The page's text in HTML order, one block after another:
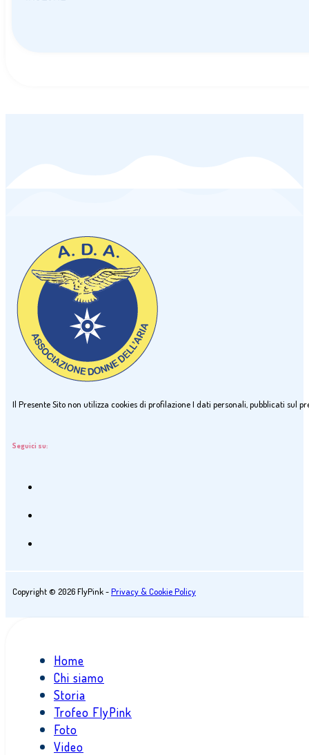
Il Presente Sito non utilizza cookies di profilazione I dati personali, pubblicati sul
Seguici su:
Copyright © 2026 FlyPink -Privacy & Cookie Policy
Home
Chi siamo
Storia
Trofeo FlyPink
Foto
Video